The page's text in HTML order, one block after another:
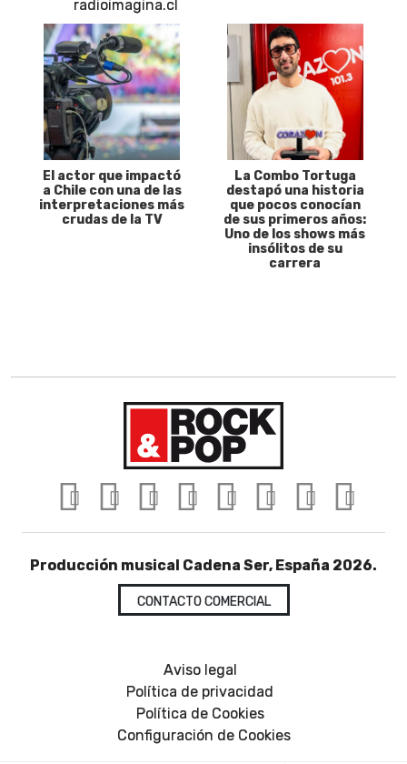
El actor que impactó
a Chile con una de las
interpretaciones más
crudas de la TV
La Combo Tortuga
destapó una historia
que pocos conocían
de sus primeros años:
Uno de los shows más
insólitos de su
carrera
Producción musical Cadena Ser, España 2026.
CONTACTO COMERCIAL
Aviso legal
Política de privacidad
Política de Cookies
Configuración de Cookies